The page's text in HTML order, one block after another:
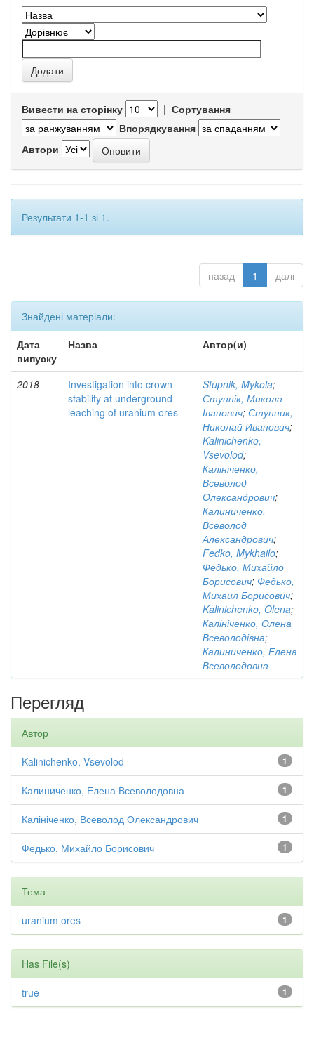
Вивести на сторінку | Сортування
Впорядкування
Автори
Результати 1-1 зі 1.
назад 1 далі
Знайдені матеріали:
Дата
випуску
Назва Автор(и)
2018
Investigation into crown
stability at underground
leaching of uranium ores
Stupnik, Mykola;
Ступнік, Микола
Іванович; Ступник,
Николай Иванович;
Kalinichenko,
Vsevolod;
Калініченко,
Всеволод
Олександрович;
Калиниченко,
Всеволод
Александрович;
Fedko, Mykhailo;
Федько, Михайло
Борисович; Федько,
Михаил Борисович;
Kalinichenko, Olena;
Калініченко, Олена
Всеволодівна;
Калиниченко, Елена
Всеволодовна
Перегляд
Автор
1
Kalinichenko, Vsevolod
1
Калиниченко, Елена Всеволодовна
1
Калініченко, Всеволод Олександрович
1
Федько, Михайло Борисович
Тема
1
uranium ores
Has File(s)
1
true